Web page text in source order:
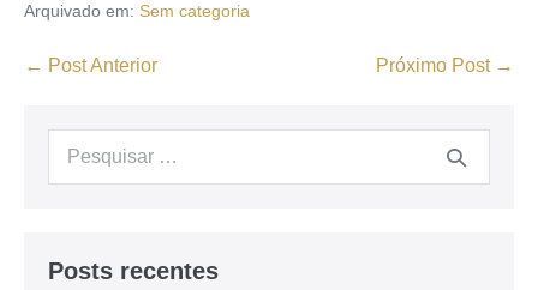
Arquivado em: Sem categoria
← Post Anterior Próximo Post →
Posts recentes